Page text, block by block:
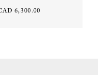
6,300.00